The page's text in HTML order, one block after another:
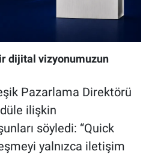
dijital vizyonumuzun
Pazarlama Direktörü
ilişkin
söyledi: “Quick
yalnızca iletişim